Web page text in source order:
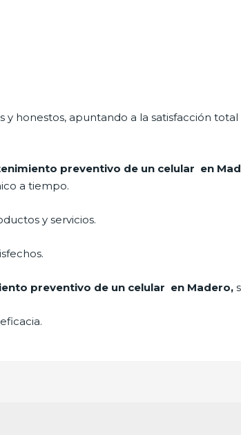
honestos, apuntando a la satisfacción
preventivo de un celular en
a tiempo.
y servicios.
preventivo de un celular en Madero,